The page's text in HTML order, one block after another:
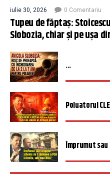
iulie 30, 2026 0 Comentariu
Tupeu de făptaș:
Slobozia, chiar și pe ușa
...
Poluatorul
Împrumut sau